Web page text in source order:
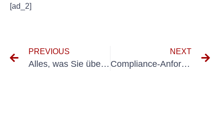
[ad_2]
PREVIOUS
Alles, was Sie über die UVV-Prüfung in Giengen An Der Brenz wissen müssen
NEXT
Compliance-Anforderungen für Prüfintervalle ortsveränderlicher elektrischer Betriebsmittel